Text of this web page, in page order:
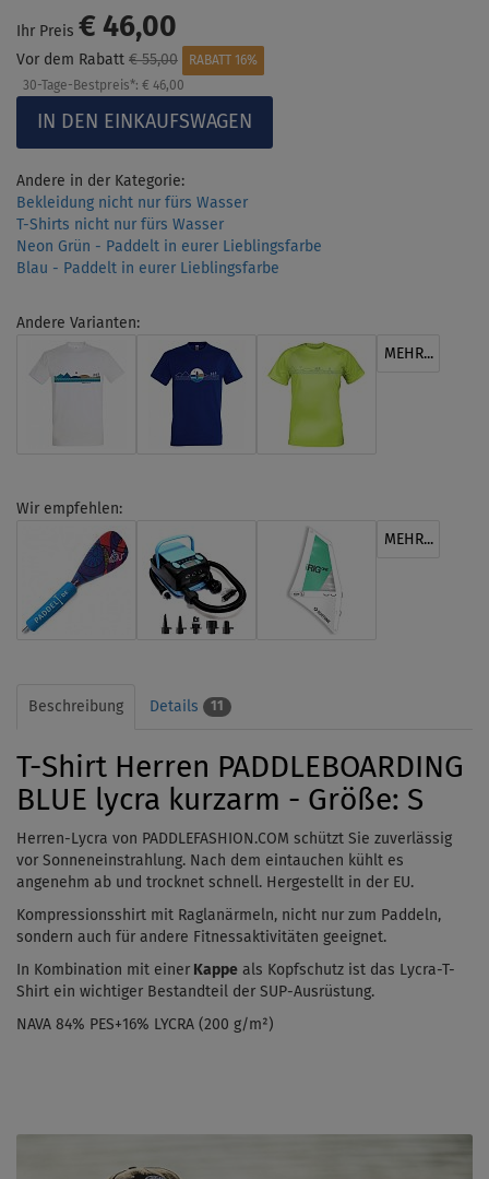
Ihr Preis € 46,00
Vor dem Rabatt € 55,00
RABATT 16%
30-Tage-Bestpreis*: € 46,00
Andere in der Kategorie:
Bekleidung nicht nur fürs Wasser
T-Shirts nicht nur fürs Wasser
Neon Grün - Paddelt in eurer Lieblingsfarbe
Blau - Paddelt in eurer Lieblingsfarbe
Andere Varianten:
MEHR...
Wir empfehlen:
MEHR...
Beschreibung Details 11
T-Shirt Herren PADDLEBOARDING
BLUE lycra kurzarm - Größe: S
Herren-Lycra von PADDLEFASHION.COM schützt Sie zuverlässig
vor Sonneneinstrahlung. Nach dem eintauchen kühlt es
angenehm ab und trocknet schnell. Hergestellt in der EU.
Kompressionsshirt mit Raglanärmeln, nicht nur zum Paddeln,
sondern auch für andere Fitnessaktivitäten geeignet.
In Kombination mit einer Kappe als Kopfschutz ist das Lycra-T-
Shirt ein wichtiger Bestandteil der SUP-Ausrüstung.
NAVA 84% PES+16% LYCRA (200 g/m²)